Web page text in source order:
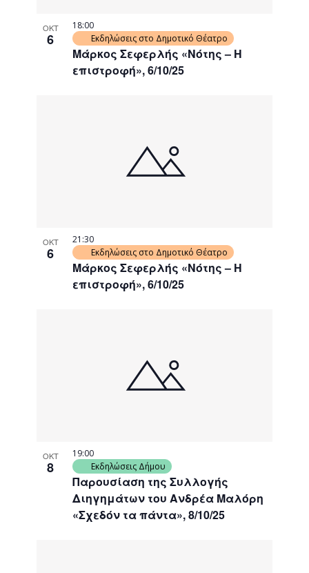
ΟΚΤ
6
Μάρκος Σεφερλής «Νότης – Η
επιστροφή», 6/10/25
18:00
Εκδηλώσεις στο Δημοτικό Θέατρο
ΟΚΤ
6
Μάρκος Σεφερλής «Νότης – Η
επιστροφή», 6/10/25
21:30
Εκδηλώσεις στο Δημοτικό Θέατρο
ΟΚΤ
8
Παρουσίαση της Συλλογής
Διηγημάτων του Ανδρέα Μαλόρη
«Σχεδόν τα πάντα», 8/10/25
19:00
Εκδηλώσεις Δήμου